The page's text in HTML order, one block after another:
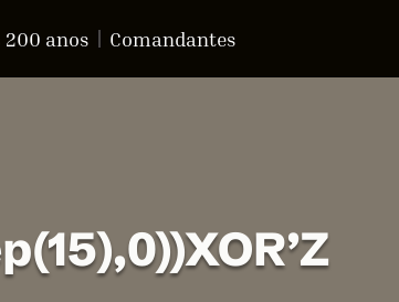
200 anos Comandantes